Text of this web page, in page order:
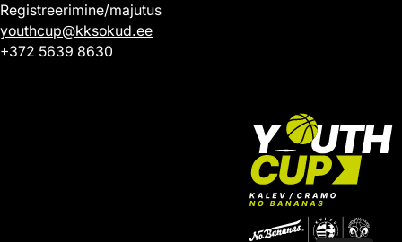
Registreerimine/majutus
youthcup@kksokud.ee
+372 5639 8630